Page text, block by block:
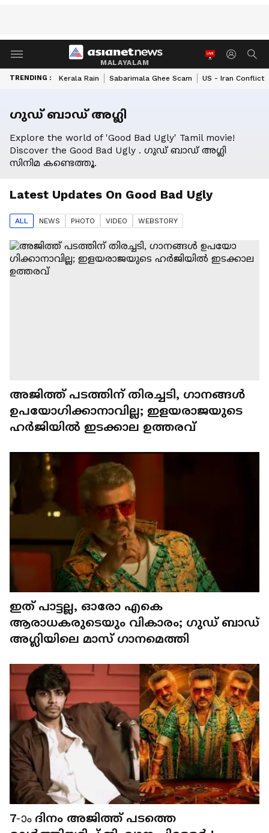
MALAYALAM
TRENDING : Kerala Rain Sabarimala Ghee Scam US - Iran Conflict
ഗുഡ് ബാഡ് അഗ്ലി
Explore the world of 'Good Bad Ugly' Tamil movie!
Discover the Good Bad Ugly . ഗുഡ് ബാഡ് അഗ്ലി
സിനിമ കണ്ടെത്തൂ.
Latest Updates On Good Bad Ugly
ALL NEWS PHOTO VIDEO WEBSTORY
അജിത്ത് പടത്തിന് തിരച്ചടി, ഗാനങ്ങൾ
ഉപയോ​ഗിക്കാനാവില്ല; ഇളയരാജയുടെ
ഹർജിയിൽ ഇടക്കാല ഉത്തരവ്
ഇത് പാട്ടല്ല, ഓരോ എകെ ​​
ആരാധകരുടെയും വികാരം; ​ഗുഡ് ബാഡ്
അ​ഗ്ലിയിലെ മാസ് ​ഗാനമെത്തി
7-ാം ദിനം ​അജിത്ത് പടത്തെ